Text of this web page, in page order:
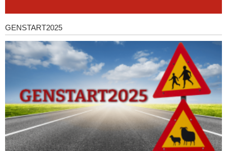
Genstart2025
GENSTART2025